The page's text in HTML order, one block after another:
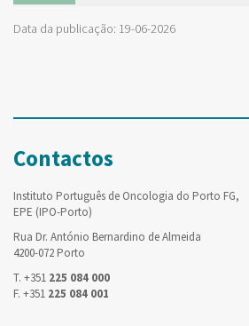
Data da publicação: 19-06-2026
Contactos
Instituto Português de Oncologia do Porto FG,
EPE (IPO-Porto)
Rua Dr. António Bernardino de Almeida
4200-072 Porto
T. +351 225 084 000
F. +351 225 084 001